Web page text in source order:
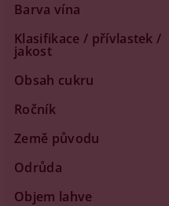
Barva vína
Klasifikace / přívlastek /
jakost
Obsah cukru
Ročník
Země původu
Odrůda
Objem lahve